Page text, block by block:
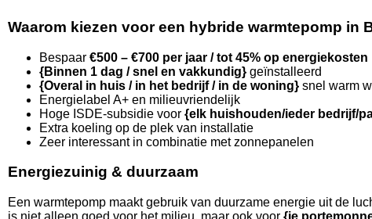
Waarom kiezen voor een hybride warmtepomp in
Bespaar €500 – €700 per jaar / tot 45% op energiekosten
{Binnen 1 dag / snel en vakkundig} geïnstalleerd
{Overal in huis / in het bedrijf / in de woning} snel warm
Energielabel A+ en milieuvriendelijk
Hoge ISDE-subsidie voor {elk huishouden/ieder bedrijf/
Extra koeling op de plek van installatie
Zeer interessant in combinatie met zonnepanelen
Energiezuinig & duurzaam
Een warmtepomp maakt gebruik van duurzame energie uit de
is niet alleen goed voor het milieu, maar ook voor {je